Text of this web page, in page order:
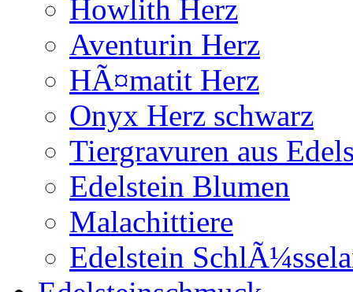
Howlith Herz
Aventurin Herz
HÃ¤matit Herz
Onyx Herz schwarz
Tiergravuren aus
Edelstein Blumen
Malachittiere
Edelstein